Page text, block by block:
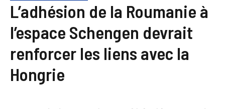
L’adhésion de la Roumanie à
l’espace Schengen devrait
renforcer les liens avec la
Hongrie